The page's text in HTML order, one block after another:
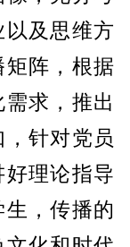
及思维方
阵，根据
求，推出
针对党员
理论指导
，传播的